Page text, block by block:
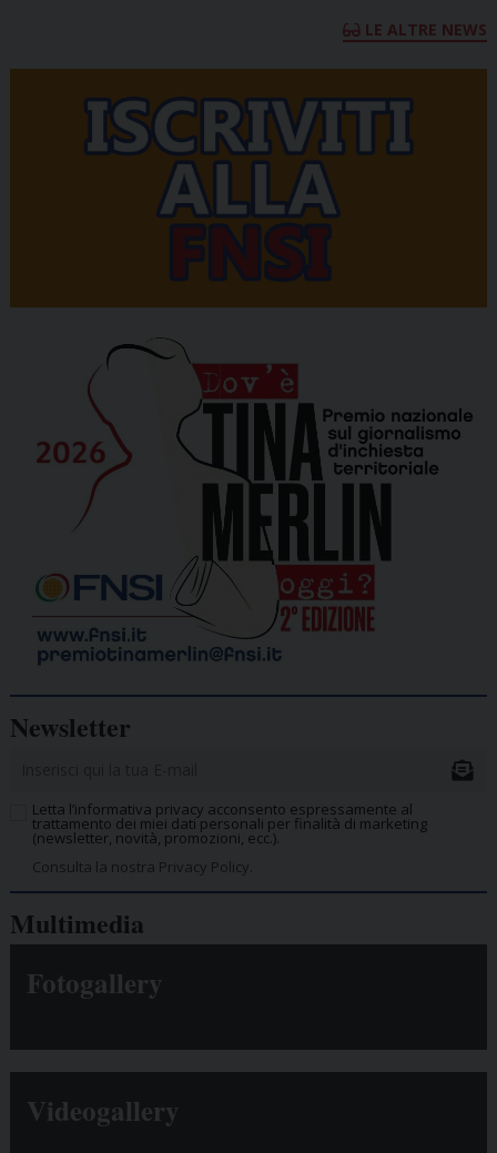
LE ALTRE NEWS
Newsletter
Letta l’informativa privacy acconsento espressamente al
trattamento dei miei dati personali per finalità di marketing
(newsletter, novità, promozioni, ecc.).
Consulta la nostra Privacy Policy.
Multimedia
Fotogallery
Videogallery